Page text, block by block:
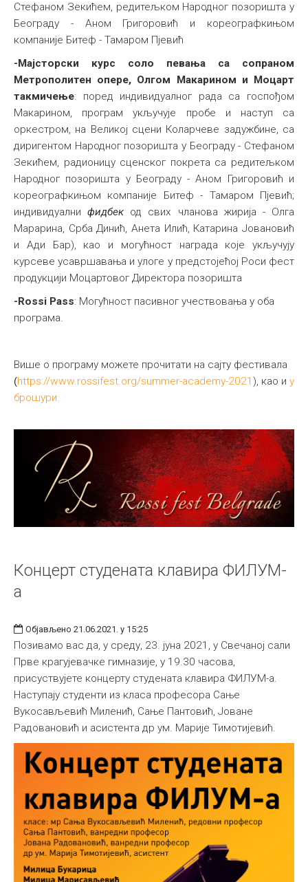
Стефаном Зекићем, редитељком Народног позоришта у
Београду - Аном Григоровић и кореографкињом
компаније Битеф - Тамаром Пјевић
-Мајсторски курс соло певања са сопраном
Метрополитен опере, Олгом Макарином и Моцарт
такмичење: поред индивидуалног рада са госпођом
Макарином, програм укључује пробе и наступ са
оркестром, на Великој сцени Коларчеве задужбине, са
диригентом Народног позоришта у Београду - Стефаном
Зекићем, радионицу сценског покрета са редитељком
Народног позоришта у Београду - Аном Григоровић и
кореографкињом компаније Битеф - Тамаром Пјевић;
индивидуалнифидбек од свих чланова жирија - Олга
Марарина, Срба Динић, Анета Илић, Катарина Јовановић
и Ади Бар), као и могућност награда које укључују
курсеве усавршавања и улоге у предстојећој Роси фест
продукцији Моцартовог Директора позоришта
-Rossi Pass: Могућност пасивног учествовања у оба
програма.
Више о програму можете прочитати на сајту фестивала
(https://www.rossifest.org/summer-academy-2021 ), као и у
брошури.
Концерт студената клавира ФИЛУМ-
а
Објављено 21.06.2021. у 15:25
Позивамо вас да, у среду, 23. јуна 2021, у Свечаној сали
Прве крагујевачке гимназије, у 19.30 часова,
присуствујете концерту студената клавира ФИЛУМ-а.
Наступају студенти из класа професора Сање
Вукосављевић Миленић, Сање Пантовић, Јоване
Радовановић и асистента др ум. Марије Тимотијевић.